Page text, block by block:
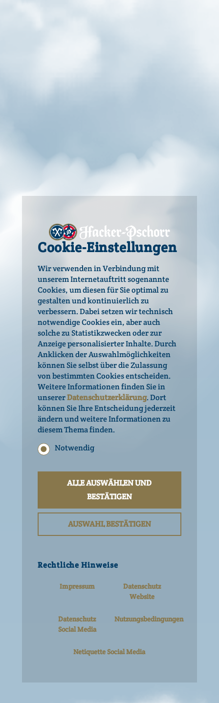
Stammwürze
Energie pro 100 ml
187 kJ / 46 kcal
erlesener Hopfen
Tradition, Herkules
Passt perfekt zu:
Was könnte zu unserem Oktoberfest Bier besser passen, als
die Oktoberfest Klassiker: Hendl vom Grill, Kalbshaxerl,
Ochsenbraten, Brotzeitteller oder Kaiserschmarrn.
ZUTATEN
Andere trinken auch
Cookie-Einstellungen
Wir verwenden in Verbindung mit
unserem Internetauftritt sogenannte
Cookies, um diesen für Sie optimal zu
gestalten und kontinuierlich zu
verbessern. Dabei setzen wir technisch
notwendige Cookies ein, aber auch
solche zu Statistikzwecken oder zur
Anzeige personalisierter Inhalte. Durch
Anklicken der Auswahlmöglichkeiten
können Sie selbst über die Zulassung
von bestimmten Cookies entscheiden.
Weitere Informationen finden Sie in
unsererDatenschutzerklärung. Dort
können Sie Ihre Entscheidung jederzeit
ändern und weitere Informationen zu
diesem Thema finden.
Notwendig
Marketing
Details anzeigen
ALLE AUSWÄHLEN UND
BESTÄTIGEN
AUSWAHL BESTÄTIGEN
Rechtliche Hinweise
Impressum
Datenschutz
Website
Datenschutz
Social Media
Nutzungsbedingungen
Netiquette Social Media
Willkommen bei
Hacker-Pschorr!
Hacker-Pschorr setzt sich für einen
verantwortungsbewussten Umgang mit
Alkohol ein. Da du auf den folgenden
Seiten Informationen zu alkoholhaltigen
Getränken findest, bitten wir dich, dein
Alter zu bestätigen.
Bist du mindestens 16 Jahre alt?
Deutsch Englisch
Rechtliche Hinweise
Impressum
Nutzungsbedingungen
Datenschutz Website
Netiquette Social Media